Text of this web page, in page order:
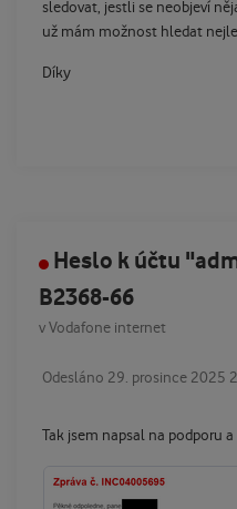
sledovat, jestli se neobjeví
už mám možnost hledat
Díky
Heslo k účtu
B2368-66
vVodafone internet
Odesláno 29. prosince 2025
Tak jsem napsal na podporu